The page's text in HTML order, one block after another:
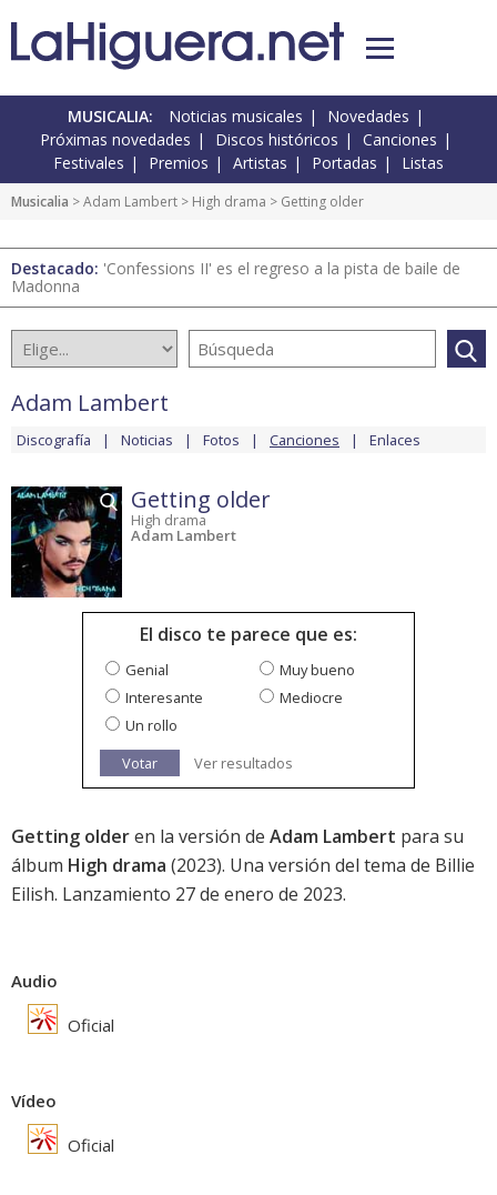
MUSICALIA: Noticias musicales
Novedades
Próximas novedades
Discos históricos
Canciones
Festivales
Premios Artistas Portadas Listas
Musicalia >Adam Lambert > High drama > Getting older
Destacado: 'Confessions II' es el regreso a la pista de baile de
Madonna
Adam Lambert
Discografía Noticias Fotos Canciones Enlaces
Getting older
High drama
Adam Lambert
El disco te parece que es:
Genial
Muy bueno
Interesante
Mediocre
Un rollo
Votar
Ver resultados
Getting olderen la versión de Adam Lambert para su
álbum High drama (2023). Una versión del tema de Billie
Eilish. Lanzamiento 27 de enero de 2023.
Audio
Oficial
Vídeo
Oficial